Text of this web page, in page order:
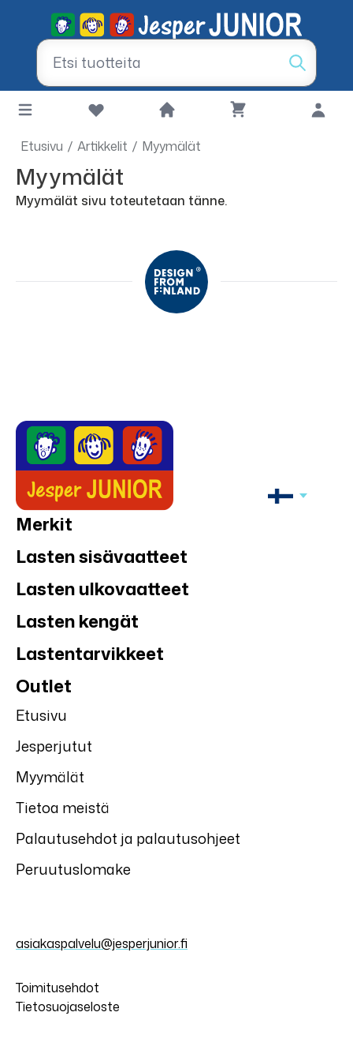
Etusivu / Artikkelit / Myymälät
Myymälät
Myymälät sivu toteutetaan tänne.
Merkit
Lasten sisävaatteet
Lasten ulkovaatteet
Lasten kengät
Lastentarvikkeet
Outlet
Etusivu
Jesperjutut
Myymälät
Tietoa meistä
Palautusehdot ja palautusohjeet
Peruutuslomake
asiakaspalvelu@jesperjunior.fi
Toimitusehdot
Tietosuojaseloste